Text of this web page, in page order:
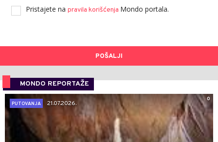
Pristajete na pravila korišćenja Mondo portala.
POŠALJI
MONDO REPORTAŽE
0
PUTOVANJA
21.07.2026.